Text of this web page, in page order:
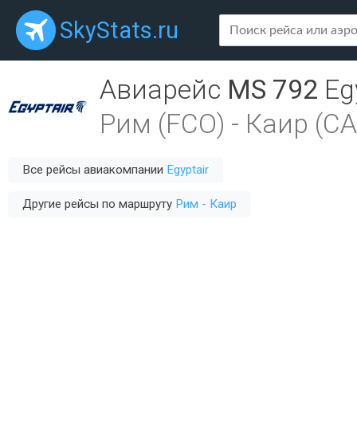
SkyStats.ru
Авиарейс MS 792
Рим (FCO) - Каир
Все рейсы авиакомпании Egyptair
Другие рейсы по маршруту Рим - Каир